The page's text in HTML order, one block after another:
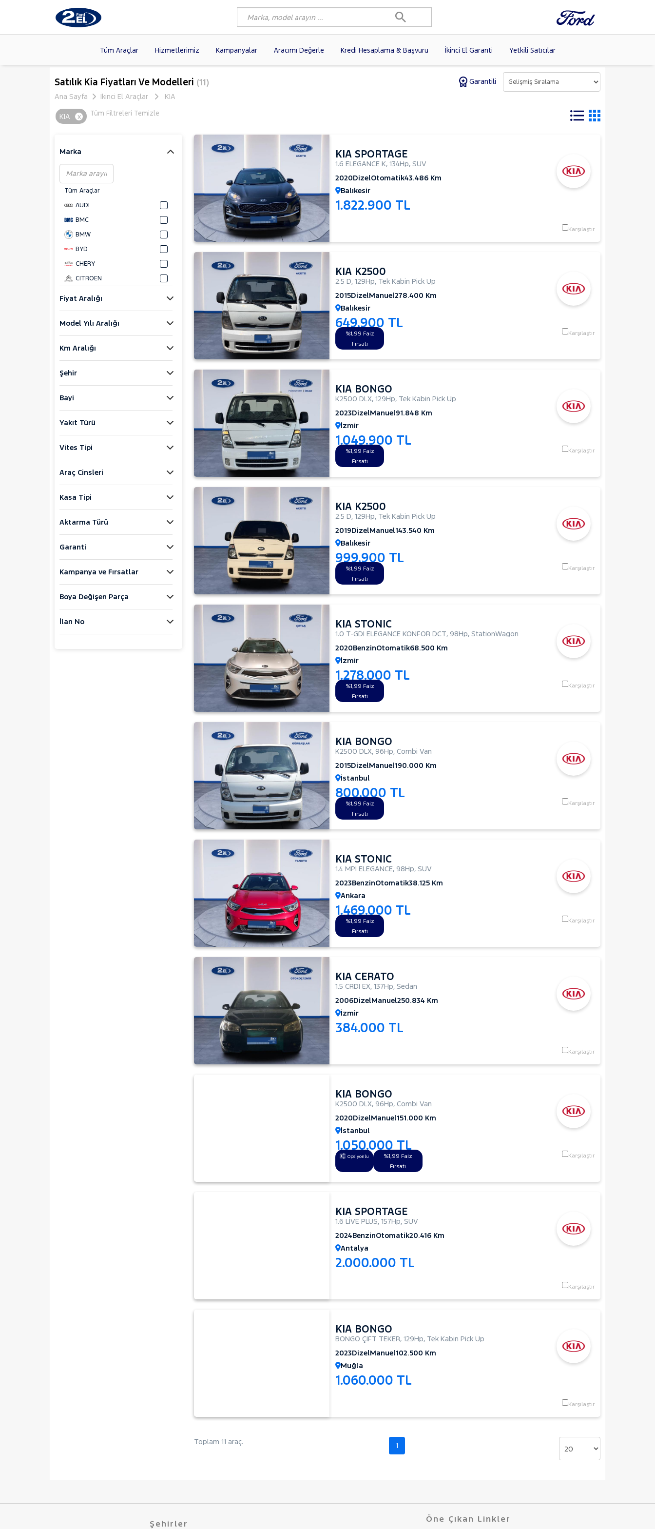
Tüm Araçlar Hizmetlerimiz Kampanyalar Aracımı Değerle Kredi Hesaplama & Başvuru İkinci El Garanti Yetkili Satıcılar
Markalar >
Modeller >
Kasalar
FORD(876)
NISSAN
Satılık Kia Fiyatları Ve Modelleri (11)
Garantili
Ana Sayfa
İkinci El Araçlar KIA
Tüm Filtreleri Temizle
KIA x
Marka
Tüm Araçlar
AUDI
BMC
BMW
BYD
CHERY
CITROEN
DAIHATSU
FIAT
FORD
ISUZU
Iveco
KIA
BONGO
CERATO
K2500
SPORTAGE
LANCIA
MAN
Fiyat Aralığı
Model Yılı Aralığı
Km Aralığı
Şehir
Bayi
Yakıt Türü
Vites Tipi
Araç Cinsleri
Kasa Tipi
Aktarma Türü
Garanti
Kampanya ve Fırsatlar
Boya Değişen Parça
İlan No
KIA SPORTAGE
1.6 ELEGANCE K, 134Hp, SUV
2020DizelOtomatik43.486 Km
Balıkesir
1.822.900 TL
Karşılaştır
KIA K2500
2.5 D, 129Hp, Tek Kabin Pick Up
2015DizelManuel278.400 Km
Balıkesir
649.900 TL
%1,99 Faiz
Fırsatı
Karşılaştır
KIA BONGO
K2500 DLX, 129Hp, Tek Kabin Pick Up
2023DizelManuel91.848 Km
İzmir
1.049.900 TL
%1,99 Faiz
Fırsatı
Karşılaştır
KIA K2500
2.5 D, 129Hp, Tek Kabin Pick Up
2019DizelManuel143.540 Km
Balıkesir
999.900 TL
%1,99 Faiz
Fırsatı
Karşılaştır
KIA STONIC
1.0 T-GDI ELEGANCE KONFOR DCT, 98Hp, StationWagon
2020BenzinOtomatik68.500 Km
İzmir
1.278.000 TL
%1,99 Faiz
Fırsatı
Karşılaştır
KIA BONGO
K2500 DLX, 96Hp, Combi Van
2015DizelManuel190.000 Km
İstanbul
800.000 TL
%1,99 Faiz
Fırsatı
Karşılaştır
KIA STONIC
1.4 MPI ELEGANCE, 98Hp, SUV
2023BenzinOtomatik38.125 Km
Ankara
1.469.000 TL
%1,99 Faiz
Fırsatı
Karşılaştır
KIA CERATO
1.5 CRDI EX, 137Hp, Sedan
2006DizelManuel250.834 Km
İzmir
384.000 TL
Karşılaştır
KIA BONGO
K2500 DLX, 96Hp, Combi Van
2020DizelManuel151.000 Km
İstanbul
1.050.000 TL
Opsiyonlu
%1,99 Faiz
Fırsatı
Karşılaştır
KIA SPORTAGE
1.6 LİVE PLUS, 157Hp, SUV
2024BenzinOtomatik20.416 Km
Antalya
2.000.000 TL
Karşılaştır
KIA BONGO
BONGO ÇIFT TEKER, 129Hp, Tek Kabin Pick Up
2023DizelManuel102.500 Km
Muğla
1.060.000 TL
Karşılaştır
Toplam 11 araç. 1
Şehirler Öne Çıkan Linkler